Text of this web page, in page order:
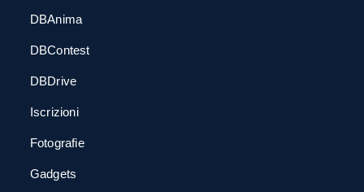
DBAnima
DBContest
DBDrive
Iscrizioni
Fotografie
Gadgets